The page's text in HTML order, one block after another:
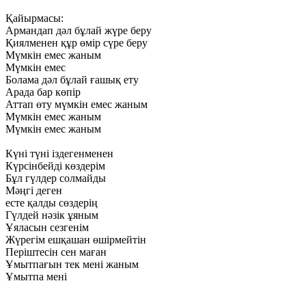
Қайырмасы:
Армандап дәл бұлай жүре беру
Қиялменен құр өмір сүре беру
Мүмкін емес жаным
Мүмкін емес
Болама дәл бұлай ғашық ету
Арада бар көпір
Аттап өту мүмкін емес жаным
Мүмкін емес жаным
Мүмкін емес жаным
Күні түні іздегенменен
Күрсінбейді көздерім
Бұл гүлдер солмайды
Мәңгі деген
есте қалды сөздерің
Гүлдей нәзік ұяным
Ұяласын сезгенім
Жүрегім ешқашан өшірмейтін
Періштесін сен маған
Ұмытпағын тек мені жаным
Ұмытпа мені